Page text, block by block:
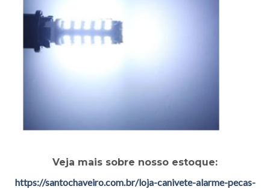
Veja mais sobre nosso estoque:
https://santochaveiro.com.br/loja-canivete-alarme-pecas-